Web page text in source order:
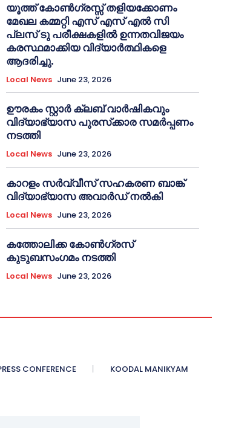
യൂത്ത് കോൺഗ്രസ്സ് തളിയക്കോണം
മേഖല കമ്മറ്റി എസ് എസ് എൽ സി
പ്ലസ് ടു പരീക്ഷകളിൽ ഉന്നതവിജയം
കരസ്ഥമാക്കിയ വിദ്യാർത്ഥികളെ
ആദരിച്ചു.
Local News June 23, 2026
ഊരകം സ്റ്റാർ ക്ലബ് വാർഷികവും
വിദ്യാഭ്യാസ പുരസ്‌ക്കാര സമർപ്പണം
നടത്തി
Local News June 23, 2026
കാറളം സർവ്വീസ് സഹകരണ ബാങ്ക്
വിദ്യാഭ്യാസ അവാർഡ് നൽകി
Local News June 23, 2026
കത്തോലിക്ക കോൺഗ്രസ്
കുടുബസംഗമം നടത്തി
Local News June 23, 2026
CONFERENCE KOODAL MANIKYAM